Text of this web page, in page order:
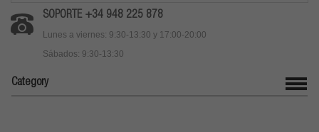
SOPORTE +34 948 225 878
Lunes a viernes: 9:30-13:30 y 17:00-20:00
Sábados: 9:30-13:30
Category